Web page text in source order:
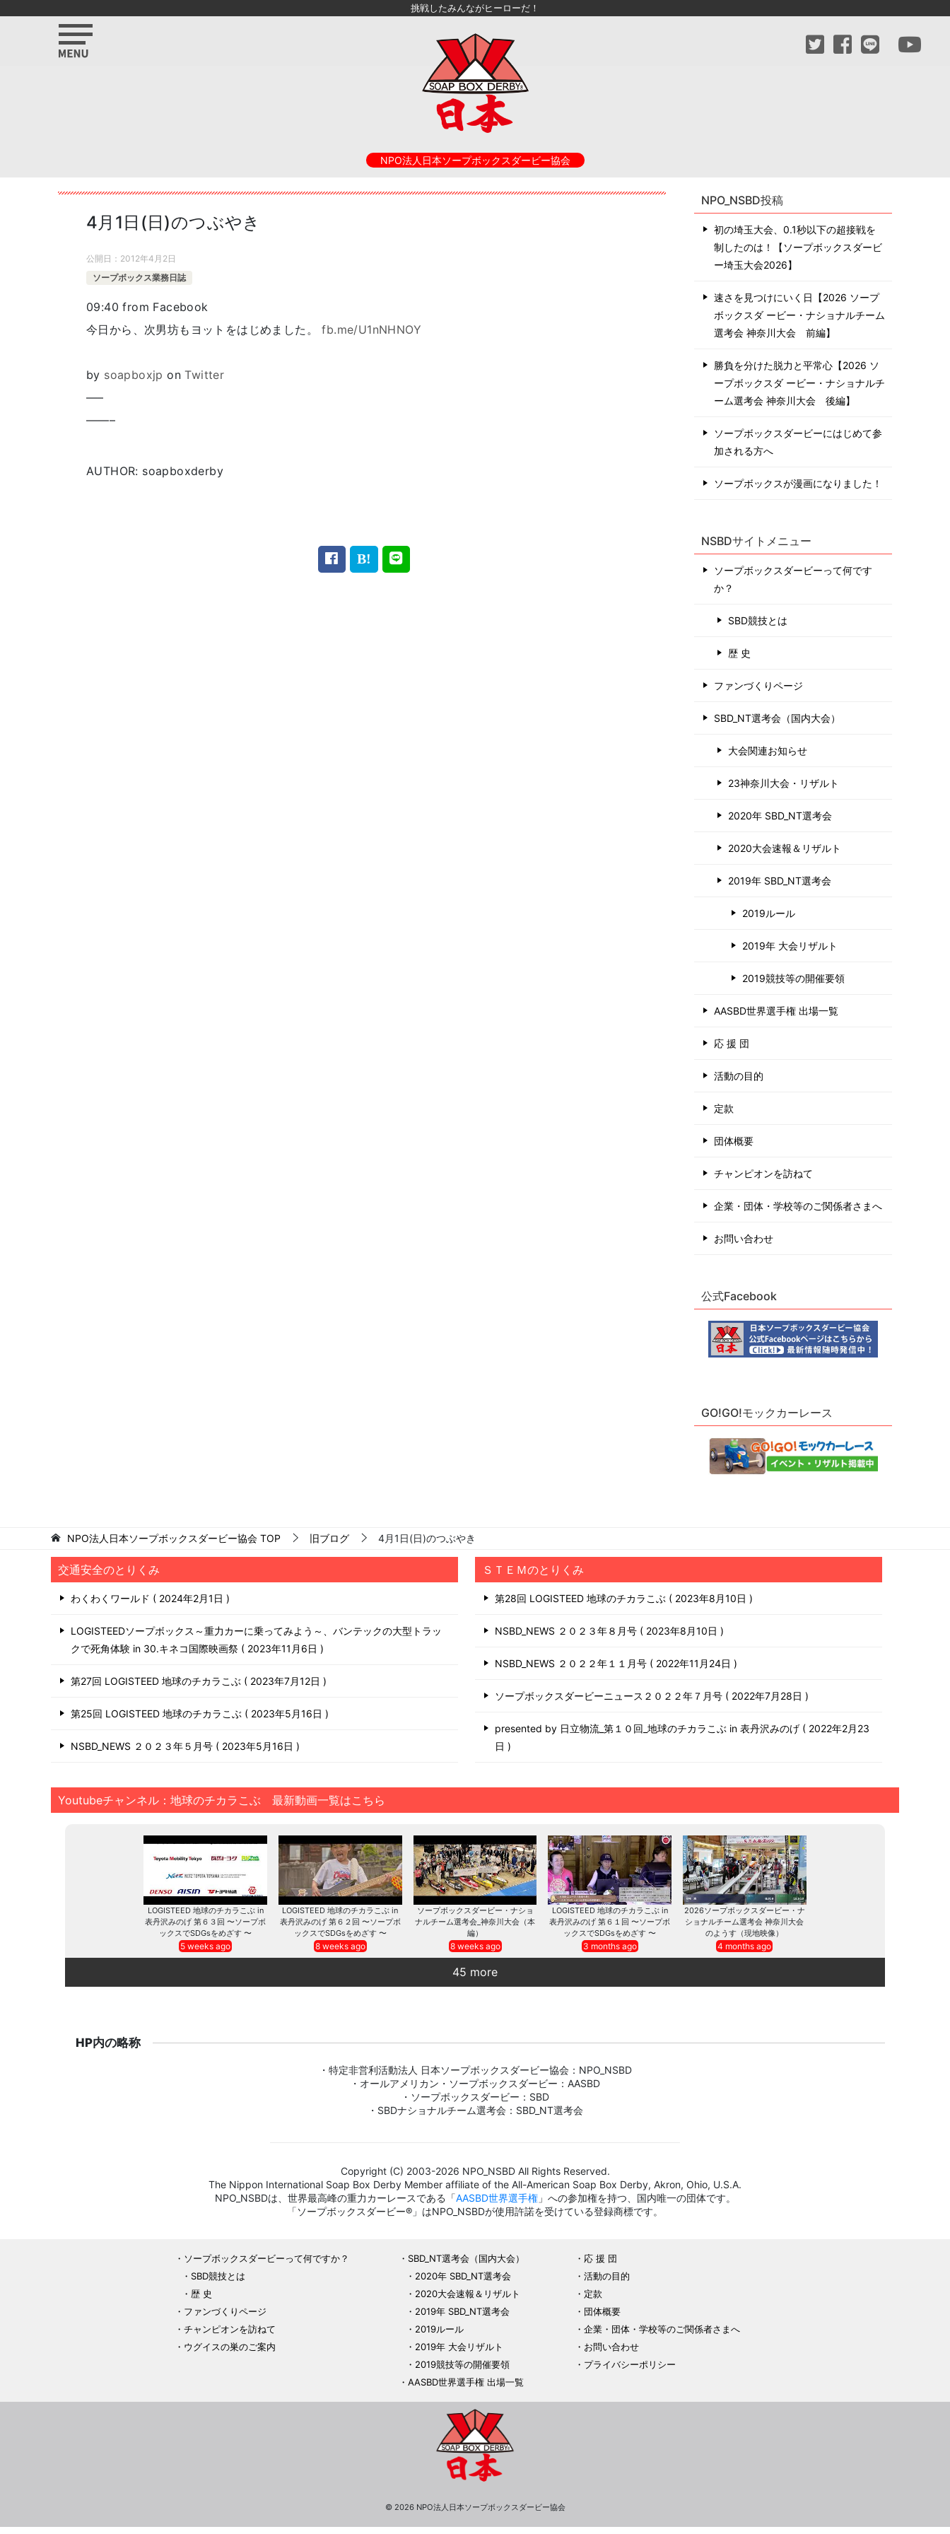
挑戦したみんながヒーローだ！
NPO法人日本ソープボックスダービー協会
4月1日(日)のつぶやき
公開日： 2012年4月2日
ソープボックス業務日誌
09:40 from Facebook
今日から、次男坊もヨットをはじめました。fb.me/U1nNHNOY
by soapboxjp onTwitter
—–
——–
AUTHOR: soapboxderby
NPO_NSBD投稿
初の埼玉大会、0.1秒以下の超接戦を
制したのは！【ソープボックスダービ
ー埼玉大会2026】
速さを見つけにいく日【2026 ソープ
ボックスダ ービー・ナショナルチーム
選考会 神奈川⼤会 前編】
勝負を分けた脱力と平常心【2026 ソ
ープボックスダ ービー・ナショナルチ
ーム選考会 神奈川⼤会 後編】
ソープボックスダービーにはじめて参
加される方へ
ソープボックスが漫画になりました！
NSBDサイトメニュー
ソープボックスダービーって何です
か？
SBD競技とは
歴 史
ファンづくりページ
SBD_NT選考会（国内大会）
大会関連お知らせ
23神奈川大会・リザルト
2020年 SBD_NT選考会
2020大会速報＆リザルト
2019年 SBD_NT選考会
2019ルール
2019年 大会リザルト
2019競技等の開催要領
AASBD世界選手権 出場一覧
応 援 団
活動の目的
定款
団体概要
チャンピオンを訪ねて
企業・団体・学校等のご関係者さまへ
お問い合わせ
公式Facebook
GO!GO!モックカーレース
NPO法人日本ソープボックスダービー協会 TOP 旧ブログ 4月1日(日)のつぶやき
交通安全のとりくみ
わくわくワールド 2024年2月1日
LOGISTEEDソープボックス～重力カーに乗ってみよう～、バンテックの大型トラッ
クで死角体験 in 30.キネコ国際映画祭
2023年11月6日
第27回 LOGISTEED 地球のチカラこぶ 2023年7月12日
第25回 LOGISTEED 地球のチカラこぶ 2023年5月16日
NSBD_NEWS ２０２３年５月号 2023年5月16日
ＳＴＥＭのとりくみ
第28回 LOGISTEED 地球のチカラこぶ 2023年8月10日
NSBD_NEWS ２０２３年８月号 2023年8月10日
NSBD_NEWS ２０２２年１１月号 2022年11月24日
ソープボックスダービーニュース２０２２年７月号 2022年7月28日
presented by 日立物流_第１０回_地球のチカラこぶ in 表丹沢みのげ
2022年2月23
日
Youtubeチャンネル：地球のチカラこぶ 最新動画一覧はこちら
LOGISTEED 地球のチカラこぶ in
表丹沢みのげ 第６３回 〜ソープボ
ックスでSDGsをめざす 〜
5 weeks ago
LOGISTEED 地球のチカラこぶ in
表丹沢みのげ 第６２回 〜ソープボ
ックスでSDGsをめざす 〜
8 weeks ago
ソープボックスダービー・ナショ
ナルチーム選考会_神奈川大会（本
編）
8 weeks ago
LOGISTEED 地球のチカラこぶ in
表丹沢みのげ 第６１回 〜ソープボ
ックスでSDGsをめざす 〜
3 months ago
2026ソープボックスダービー・ナ
ショナルチーム選考会 神奈川大会
のようす（現地映像）
4 months ago
45 more
HP内の略称
・特定非営利活動法人 日本ソープボックスダービー協会：NPO_NSBD
・オールアメリカン・ソープボックスダービー：AASBD
・ソープボックスダービー：SBD
・SBDナショナルチーム選考会：SBD_NT選考会
Copyright (C) 2003-2026 NPO_NSBD All Rights Reserved.
The Nippon International Soap Box Derby Member affiliate of the All-American Soap Box Derby, Akron, Ohio, U.S.A.
NPO_NSBDは、世界最高峰の重力カーレースである「AASBD世界選手権」への参加権を持つ、国内唯一の団体です。
「ソープボックスダービー®」はNPO_NSBDが使用許諾を受けている登録商標です。
ソープボックスダービーって何ですか？
SBD競技とは
歴 史
ファンづくりページ
チャンピオンを訪ねて
ウグイスの巣のご案内
SBD_NT選考会（国内大会）
2020年 SBD_NT選考会
2020大会速報＆リザルト
2019年 SBD_NT選考会
2019ルール
2019年 大会リザルト
2019競技等の開催要領
AASBD世界選手権 出場一覧
応 援 団
活動の目的
定款
団体概要
企業・団体・学校等のご関係者さまへ
お問い合わせ
プライバシーポリシー
© 2026 NPO法人日本ソープボックスダービー協会